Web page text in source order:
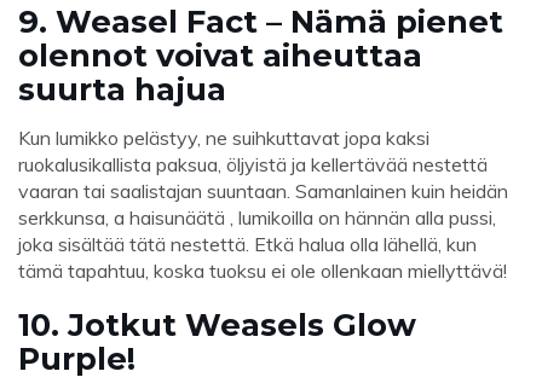
9. Weasel Fact – Nämä pienet
olennot voivat aiheuttaa
suurta hajua
Kun lumikko pelästyy, ne suihkuttavat jopa kaksi
ruokalusikallista paksua, öljyistä ja kellertävää nestettä
vaaran tai saalistajan suuntaan. Samanlainen kuin heidän
serkkunsa, a haisunäätä , lumikoilla on hännän alla pussi,
joka sisältää tätä nestettä. Etkä halua olla lähellä, kun
tämä tapahtuu, koska tuoksu ei ole ollenkaan miellyttävä!
10. Jotkut Weasels Glow
Purple!